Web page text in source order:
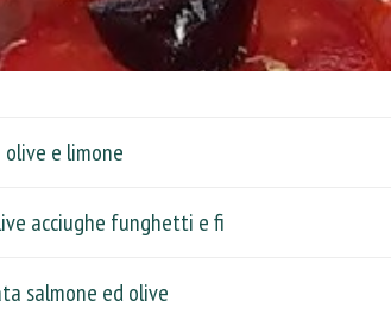
e limone
acciughe funghetti e fi
salmone ed olive